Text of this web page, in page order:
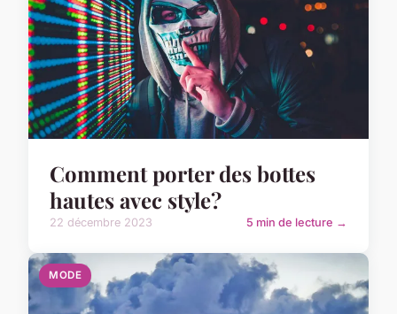
Comment porter des bottes
hautes avec style?
22 décembre 2023 5 min de lecture →
MODE